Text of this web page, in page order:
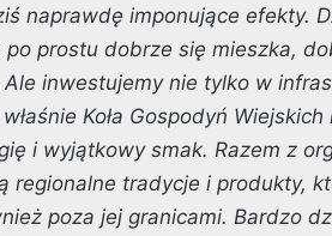
naprawdę imponujące efekty.
prostu dobrze się mieszka,
inwestujemy nie tylko w
Koła Gospodyń
i wyjątkowy smak. Razem z
regionalne tradycje i produkty,
poza jej granicami. Bardzo